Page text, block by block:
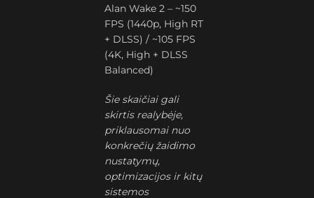
Alan Wake 2 – ~150
FPS (1440p, High RT
+ DLSS) / ~105 FPS
(4K, High + DLSS
Balanced)
Šie skaičiai gali
skirtis realybėje,
priklausomai nuo
konkrečių žaidimo
nustatymų,
optimizacijos ir kitų
sistemos